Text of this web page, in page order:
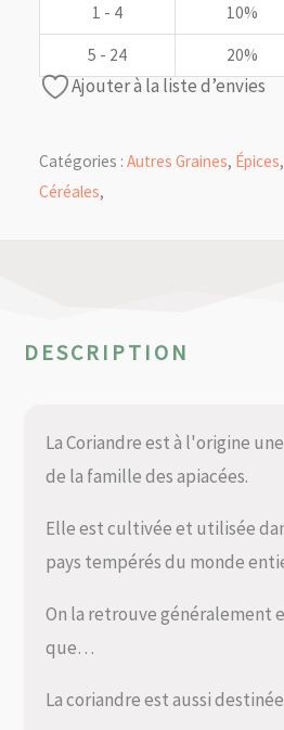
1 - 4 10%
5 - 24 20%
Ajouter à la liste d’envies
Catégories : Autres Graines, Épices,
Céréales,
DESCRIPTION
La Coriandre est à l'origine
de la famille des apiacées.
Elle est cultivée et utilisée
pays tempérés du monde
On la retrouve généralement
que…
La coriandre est aussi